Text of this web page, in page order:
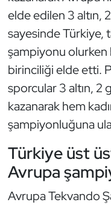
elde edilen 3 altın,
sayesinde Türkiye,
şampiyonu olurken
birinciliği elde etti.
sporcular 3 altın, 2
kazanarak hem
şampiyonluğuna
Türkiye üst
Avrupa
Avrupa Tekvando
Futbol
Futsal
Genel
Golf
Güreş
Halter